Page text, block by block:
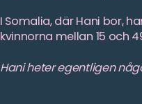
I Somalia, där Hani bor,
kvinnorna mellan 15 och
Hani heter egentligen